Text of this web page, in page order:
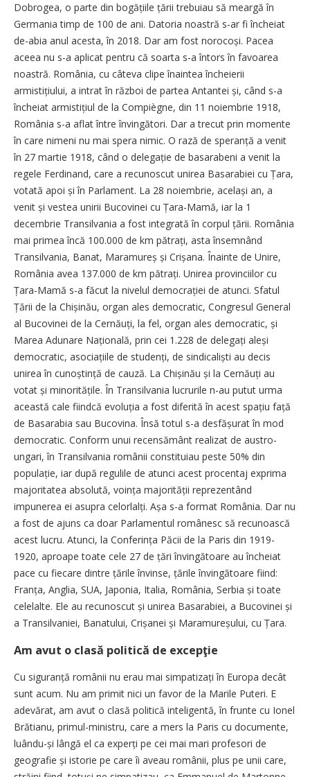
Dobrogea, o parte din bogățiile țării trebuiau să meargă în
Germania timp de 100 de ani. Datoria noastră s-ar fi încheiat
de-abia anul acesta, în 2018. Dar am fost norocoși. Pacea
aceea nu s-a aplicat pentru că soarta s-a întors în favoarea
noastră. România, cu câteva clipe îna­intea încheierii
armistițiului, a intrat în război de partea Antantei și, când s-a
încheiat armistițiul de la Compiègne, din 11 noiembrie 1918,
România s-a aflat între învingători. Dar a trecut prin momente
în care nimeni nu mai spera nimic. O rază de speranță a venit
în 27 martie 1918, când o delegație de basarabeni a venit la
regele Ferdinand, care a recunoscut unirea Basarabiei cu Țara,
votată apoi și în Parlament. La 28 noiembrie, același an, a
venit și vestea unirii Bucovinei cu Țara-Mamă, iar la 1
decembrie Transilvania a fost integrată în corpul țării. România
mai primea încă 100.000 de km pătrați, asta însemnând
Transilvania, Banat, Maramureș și Crișana. Înainte de Unire,
România avea 137.000 de km pătrați. Unirea provinciilor cu
Țara-Mamă s-a făcut la nivelul democrației de atunci. Sfatul
Țării de la Chișinău, organ ales democratic, Congresul General
al Bucovinei de la Cernăuți, la fel, organ ales democratic, și
Marea Adunare Națională, prin cei 1.228 de delegați aleși
democratic, asociațiile de studenți, de sindicaliști au decis
unirea în cunoștință de cauză. La Chișinău și la Cernăuți au
votat și minoritățile. În Transilvania lucrurile n-au putut urma
această cale fiindcă evoluția a fost diferită în acest spațiu față
de Basarabia sau Bucovina. Însă totul s-a desfășurat în mod
democratic. Conform unui recensământ realizat de austro-
ungari, în Transilvania românii constituiau peste 50% din
populație, iar după regulile de atunci acest procentaj exprima
majoritatea absolută, voința majorității reprezentând
impunerea ei asupra celorlalți. Așa s-a format România. Dar nu
a fost de ajuns ca doar Parlamentul românesc să recunoască
acest lucru. Atunci, la Conferința Păcii de la Paris din 1919-
1920, aproape toate cele 27 de țări învingătoare au încheiat
pace cu fiecare dintre țările învinse, țările învingătoare fiind:
Franța, Anglia, SUA, Japonia, Italia, România, Serbia și toate
celelalte. Ele au recunoscut și unirea Basarabiei, a Bucovinei și
a Transilvaniei, Banatului, Crișanei și Mara­mureșului, cu Țara.
Am avut o clasă politică de excepţie
Cu siguranță românii nu erau mai simpatizați în Europa decât
sunt acum. Nu am primit nici un favor de la Marile Puteri. E
adevărat, am avut o clasă politică inteligentă, în frunte cu Ionel
Brătianu, primul-ministru, care a mers la Paris cu documente,
luându-și lângă el ca experți pe cei mai mari profesori de
geografie și istorie pe care îi aveau românii, plus pe unii care,